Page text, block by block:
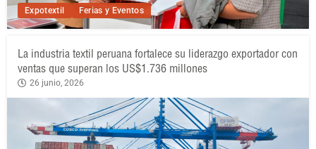
Expotextil Ferias y Eventos
La industria textil peruana fortalece su liderazgo exportador con
ventas que superan los US$1.736 millones
26 junio, 2026